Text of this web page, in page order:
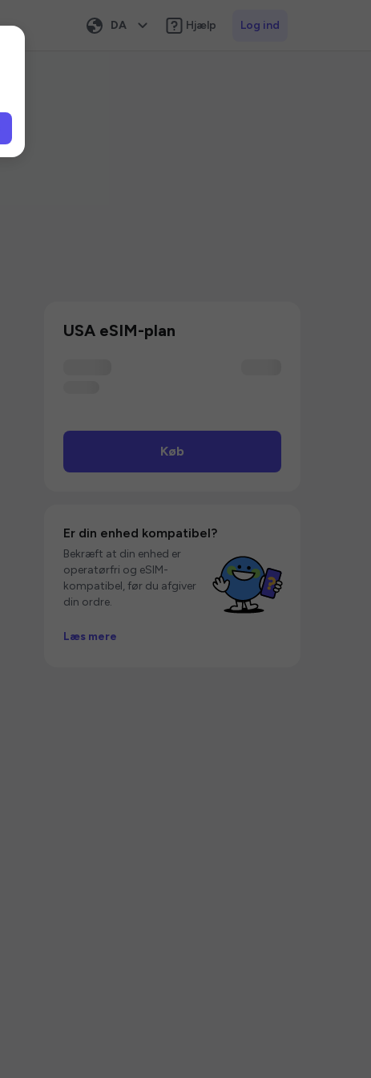
DA Hjælp Log ind
USA eSIM-plan
Køb
Er din enhed kompatibel?
Bekræft at din enhed er
operatørfri og eSIM-
kompatibel, før du afgiver
din ordre.
Læs mere